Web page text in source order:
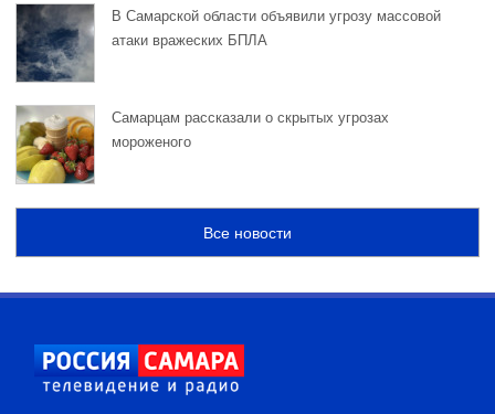
В Самарской области объявили угрозу массовой
атаки вражеских БПЛА
Самарцам рассказали о скрытых угрозах
мороженого
Все новости